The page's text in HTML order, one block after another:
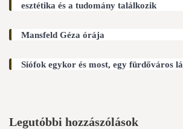
esztétika és a tudomány találkozik
Mansfeld Géza órája
Siófok egykor és most, egy fürdőváros
Legutóbbi hozzászólások